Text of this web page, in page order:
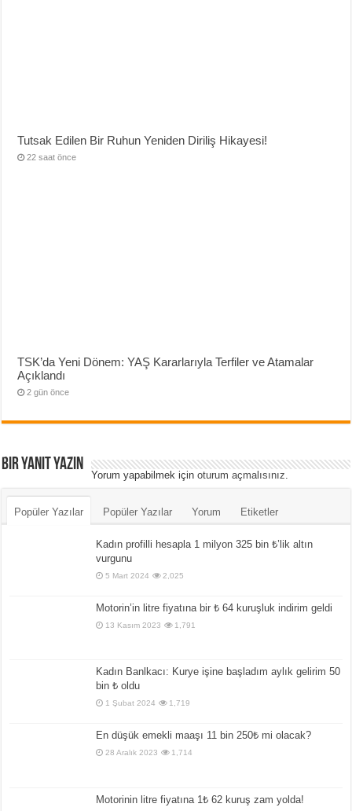
Tutsak Edilen Bir Ruhun Yeniden Diriliş Hikayesi!
22 saat önce
TSK’da Yeni Dönem: YAŞ Kararlarıyla Terfiler ve Atamalar
Açıklandı
2 gün önce
Bir yanıt yazın
Yorum yapabilmek içinoturum açmalısınız
Popüler Yazılar Popüler Yazılar Yorum Etiketler
Kadın profilli hesapla 1 milyon 325 bin ₺’lik altın
vurgunu
5 Mart 2024 2,025
Motorin’in litre fiyatına bir ₺ 64 kuruşluk indirim geldi
13 Kasım 2023 1,791
Kadın Banlkacı: Kurye işine başladım aylık gelirim 50
bin ₺ oldu
1 Şubat 2024 1,719
En düşük emekli maaşı 11 bin 250₺ mi olacak?
28 Aralık 2023 1,714
Motorinin litre fiyatına 1₺ 62 kuruş zam yolda!